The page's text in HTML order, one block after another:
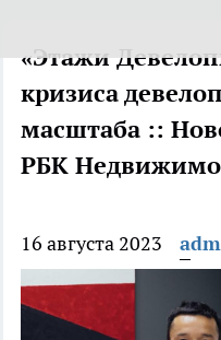
«Этажи
кризиса
масштаба ::
РБК
16 августа 2023